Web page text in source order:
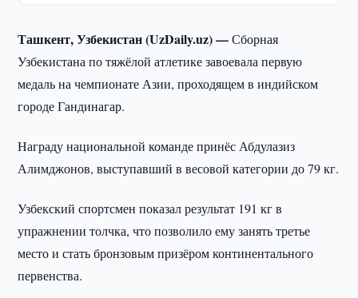
Ташкент, Узбекистан (UzDaily.uz) —Сборная
Узбекистана по тяжёлой атлетике завоевала первую
медаль на чемпионате Азии, проходящем в индийском
городе Гандинагар.
Награду национальной команде принёс Абдулазиз
Алимджонов, выступавший в весовой категории до 79 кг.
Узбекский спортсмен показал результат 191 кг в
упражнении толчка, что позволило ему занять третье
место и стать бронзовым призёром континентального
первенства.